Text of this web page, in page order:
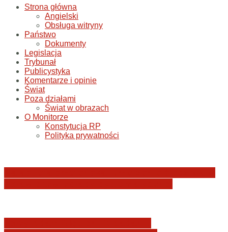
Strona główna
Angielski
Obsługa witryny
Państwo
Dokumenty
Legislacja
Trybunał
Publicystyka
Komentarze i opinie
Świat
Poza działami
Świat w obrazach
O Monitorze
Konstytucja RP
Polityka prywatności